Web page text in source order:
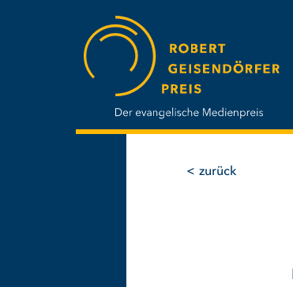
zurück